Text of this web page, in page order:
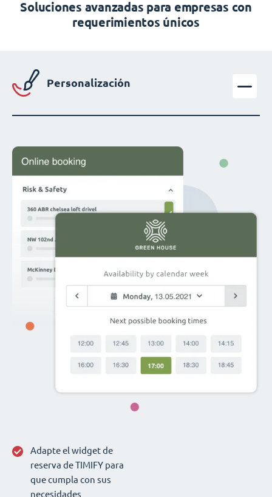
Soluciones avanzadas para empresas con
requerimientos únicos
Personalización
Adapte el widget de
reserva de TIMIFY para
que cumpla con sus
necesidades